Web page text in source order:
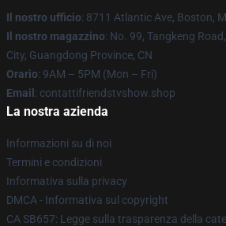
Il nostro ufficio: 8711 Atlantic Ave, Boston,
Il nostro magazzino: No. 99, Tangkeng
City, Guangdong Province, CN
Orario: 9AM – 5PM (Mon – Fri)
Email : contattifriendstvshow.shop
La nostra azienda
Informazioni su di noi
Termini e condizioni
Informativa sulla privacy
DMCA - Informativa sul copyright
CA SB657: Legge sulla trasparenza della